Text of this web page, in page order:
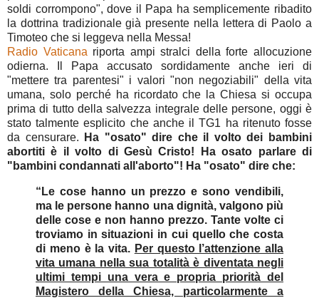
soldi corrompono", dove il Papa ha semplicemente ribadito
la dottrina tradizionale già presente nella lettera di Paolo a
Timoteo che si leggeva nella Messa!
Radio Vaticana riporta ampi stralci della forte allocuzione
odierna. Il Papa accusato sordidamente anche ieri di
"mettere tra parentesi" i valori "non negoziabili" della vita
umana, solo perché ha ricordato che la Chiesa si occupa
prima di tutto della salvezza integrale delle persone, oggi è
stato talmente esplicito che anche il TG1 ha ritenuto fosse
da censurare.
Ha "osato" dire che il volto dei bambini
abortiti è il volto di Gesù Cristo! Ha osato parlare di
"bambini condannati all'aborto"! Ha "osato" dire che:
“Le cose hanno un prezzo e sono vendibili,
ma le persone hanno una dignità, valgono più
delle cose e non hanno prezzo. Tante volte ci
troviamo in situazioni in cui quello che costa
di meno è la vita. Per questo l’attenzione alla
vita umana nella sua totalità è diventata negli
ultimi tempi una vera e propria priorità del
Magistero della Chiesa, particolarmente a